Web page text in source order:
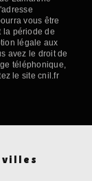
vous être
la période de
légale aux
avez le droit de
téléphonique,
le site cnil.fr
villes